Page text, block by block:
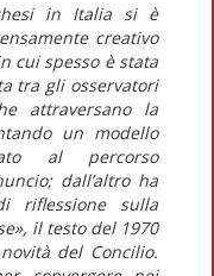
in Italia si è
creativo
cui spesso è stata
tra gli osservatori
attraversano la
un modello
al percorso
dall’altro ha
riflessione sulla
il testo del 1970
del Concilio.